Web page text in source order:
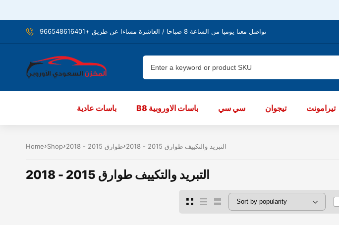
تواصل معنا يوميا من الساعة 8 صباحا / العاشرة مساءا عن طريق +966548616401
باسات عادية B8 باسات الاوروبية سي سي تيجوان تيرامونت
Home Shop طوارق 2015 - 2018 التبريد والتكييف طوارق 2015 - 2018
التبريد والتكييف طوارق 2015 - 2018